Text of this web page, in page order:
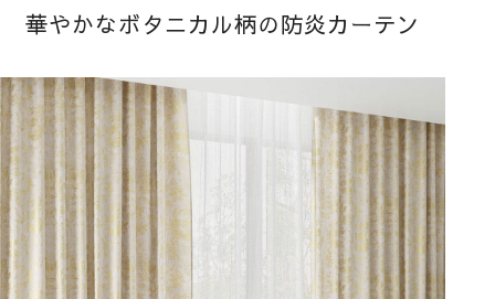
華やかなボタニカル柄の防炎カーテン